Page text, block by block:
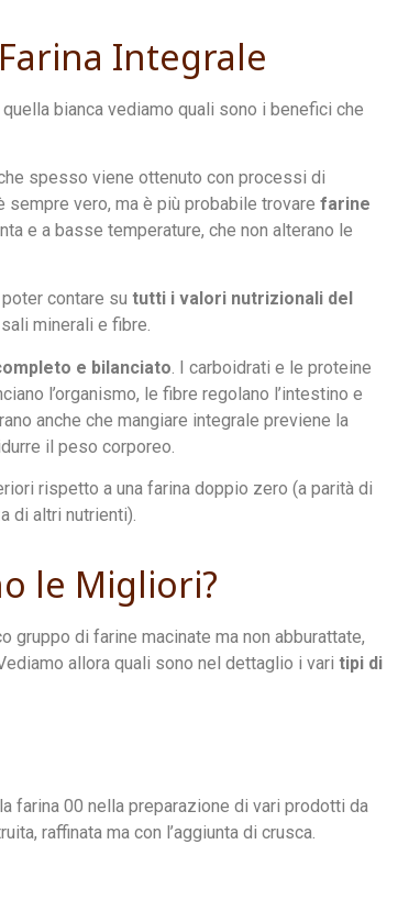
Integrale
bianca vediamo quali sono i benefici che
spesso viene ottenuto con processi di
vero, ma è più probabile trovare farine
e a basse temperature, che non alterano le
contare su tutti i valori nutrizionali del
minerali e fibre.
e bilanciato. I carboidrati e le proteine
l’organismo, le fibre regolano l’intestino e
anche che mangiare integrale previene la
il peso corporeo.
rispetto a una farina doppio zero (a parità di
di altri nutrienti).
le Migliori?
gruppo di farine macinate ma non abburattate,
allora quali sono nel dettaglio i vari tipi di
farina 00 nella preparazione di vari prodotti da
raffinata ma con l’aggiunta di crusca.